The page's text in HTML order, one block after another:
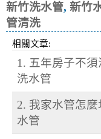
新竹洗水管, 新竹
管清洗
相關文章:
1. 五年房子不
洗水管
2. 我家水管怎
水管